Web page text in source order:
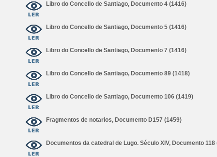
Libro do Concello de Santiago, Documento 4 (1416)
Libro do Concello de Santiago, Documento 5 (1416)
Libro do Concello de Santiago, Documento 7 (1416)
Libro do Concello de Santiago, Documento 89 (1418)
Libro do Concello de Santiago, Documento 106 (1419)
Fragmentos de notarios, Documento D157 (1459)
Documentos da catedral de Lugo. Século XIV, Documento 118